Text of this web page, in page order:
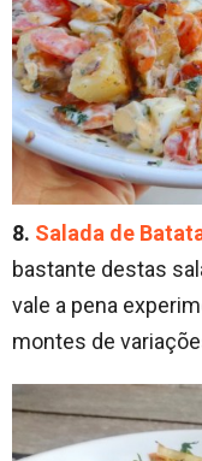
8. Salada de
bastante destas
vale a pena
montes de